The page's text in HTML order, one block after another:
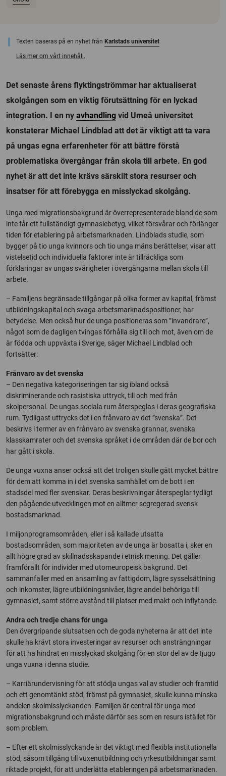
Texten baseras på en nyhet från Karlstads universitet
Läs mer om vårt innehåll.
Det senaste årens flyktingströmmar har aktualiserat
skolgången som en viktig förutsättning för en lyckad
integration. I en ny avhandling vid Umeå universitet
konstaterar Michael Lindblad att det är viktigt att ta vara
på ungas egna erfarenheter för att bättre förstå
problematiska övergångar från skola till arbete. En god
nyhet är att det inte krävs särskilt stora resurser och
insatser för att förebygga en misslyckad skolgång.
Unga med migrationsbakgrund är överrepresenterade bland de som
inte får ett fullständigt gymnasiebetyg, vilket försvårar och förlänger
tiden för etablering på arbetsmarknaden. Lindblads studie, som
bygger på tio unga kvinnors och tio unga mäns berättelser, visar att
vistelsetid och individuella faktorer inte är tillräckliga som
förklaringar av ungas svårigheter i övergångarna mellan skola till
arbete.
– Familjens begränsade tillgångar på olika former av kapital, främst
utbildningskapital och svaga arbetsmarknadspositioner, har
betydelse. Men också hur de unga positioneras som ”invandrare”,
något som de dagligen tvingas förhålla sig till och mot, även om de
är födda och uppväxta i Sverige, säger Michael Lindblad och
fortsätter:
Frånvaro av det svenska
– Den negativa kategoriseringen tar sig ibland också
diskriminerande och rasistiska uttryck, till och med från
skolpersonal. De ungas sociala rum återspeglas i deras geografiska
rum. Tydligast uttrycks det i en frånvaro av det ”svenska”. Det
beskrivs i termer av en frånvaro av svenska grannar, svenska
klasskamrater och det svenska språket i de områden där de bor och
har gått i skola.
De unga vuxna anser också att det troligen skulle gått mycket bättre
för dem att komma in i det svenska samhället om de bott i en
stadsdel med fler svenskar. Deras beskrivningar återspeglar tydligt
den pågående utvecklingen mot en alltmer segregerad svensk
bostadsmarknad.
I miljon­programsområden, eller i så kallade utsatta
bostadsområden, som majoriteten av de unga är bo­satta i, sker en
allt högre grad av skillnadsskapande i etnisk mening. Det gäller
framförallt för individer med utomeuropeisk bakgrund. Det
sammanfaller med en ansamling av fattigdom, lägre syssel­sättning
och inkomster, lägre utbildningsnivåer, lägre andel behöriga till
gymnasiet, samt större avstånd till platser med makt och inflytande.
Andra och tredje chans för unga
Den övergripande slutsatsen och de goda nyheterna är att det inte
skulle ha krävt stora investeringar av resurser och ansträngningar
för att ha hindrat en misslyckad skolgång för en stor del av de tjugo
unga vuxna i denna studie.
– Karriärundervisning för att stödja ungas val av studier och framtid
och ett genomtänkt stöd, främst på gymnasiet, skulle kunna minska
andelen skolmisslyckanden. Familjen är central för unga med
migrationsbakgrund och måste därför ses som en resurs istället för
som problem.
– Efter ett skolmisslyckande är det viktigt med flexibla institutionella
stöd, såsom tillgång till vuxenutbildning och yrkesutbildningar samt
riktade projekt, för att underlätta etableringen på arbetsmarknaden.